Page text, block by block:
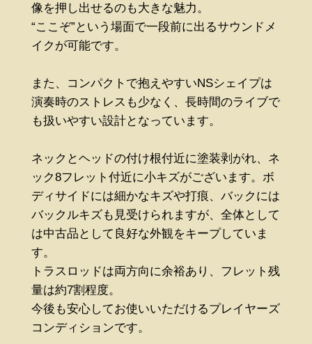
像を押し出せるのも大きな魅力。
“ここぞ”という場面で一段前に出るサウンドメ
イクが可能です。
また、コンパクトで抱えやすいNSシェイプは
演奏時のストレスも少なく、長時間のライブで
も扱いやすい設計となっています。
ネックとヘッドの付け根付近に塗装剥がれ、ネ
ック8フレット付近に小キズがございます。ボ
ディサイドには細かなキズや打痕、バックには
バックルキズも見受けられますが、全体として
は中古品として良好な外観をキープしていま
す。
トラスロッドは両方向に余裕あり、フレット残
量は約7割程度。
今後も安心してお使いいただけるプレイヤーズ
コンディションです。